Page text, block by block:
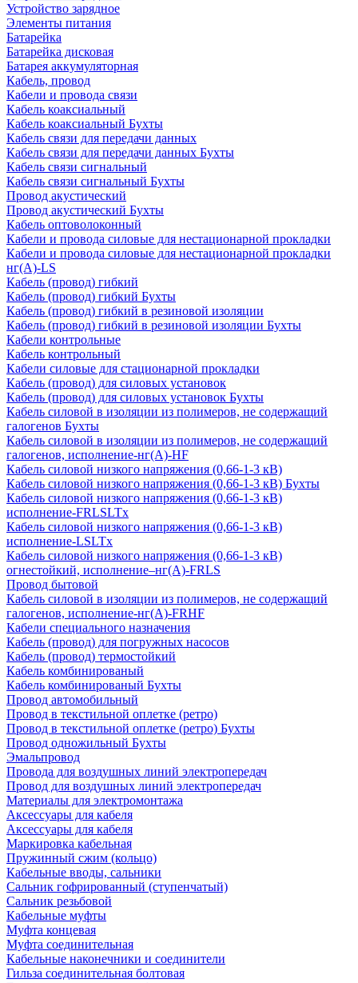
Устройство зарядное
Элементы питания
Батарейка
Батарейка дисковая
Батарея аккумуляторная
Кабель, провод
Кабели и провода связи
Кабель коаксиальный
Кабель коаксиальный Бухты
Кабель связи для передачи данных
Кабель связи для передачи данных Бухты
Кабель связи сигнальный
Кабель связи сигнальный Бухты
Провод акустический
Провод акустический Бухты
Кабель оптоволоконный
Кабели и провода силовые для нестационарной прокладки
Кабели и провода силовые для нестационарной прокладки
нг(А)-LS
Кабель (провод) гибкий
Кабель (провод) гибкий Бухты
Кабель (провод) гибкий в резиновой изоляции
Кабель (провод) гибкий в резиновой изоляции Бухты
Кабели контрольные
Кабель контрольный
Кабели силовые для стационарной прокладки
Кабель (провод) для силовых установок
Кабель (провод) для силовых установок Бухты
Кабель силовой в изоляции из полимеров, не содержащий
галогенов Бухты
Кабель силовой в изоляции из полимеров, не содержащий
галогенов, исполнение-нг(А)-HF
Кабель силовой низкого напряжения (0,66-1-3 кВ)
Кабель силовой низкого напряжения (0,66-1-3 кВ) Бухты
Кабель силовой низкого напряжения (0,66-1-3 кВ)
исполнение-FRLSLTx
Кабель силовой низкого напряжения (0,66-1-3 кВ)
исполнение-LSLTx
Кабель силовой низкого напряжения (0,66-1-3 кВ)
огнестойкий, исполнение–нг(А)-FRLS
Провод бытовой
Кабель силовой в изоляции из полимеров, не содержащий
галогенов, исполнение-нг(А)-FRHF
Кабели специального назначения
Кабель (провод) для погружных насосов
Кабель (провод) термостойкий
Кабель комбинированый
Кабель комбинированый Бухты
Провод автомобильный
Провод в текстильной оплетке (ретро)
Провод в текстильной оплетке (ретро) Бухты
Провод одножильный Бухты
Эмальпровод
Провода для воздушных линий электропередач
Провод для воздушных линий электропередач
Материалы для электромонтажа
Аксессуары для кабеля
Аксессуары для кабеля
Маркировка кабельная
Пружинный сжим (кольцо)
Кабельные вводы, сальники
Сальник гофрированный (ступенчатый)
Сальник резьбовой
Кабельные муфты
Муфта концевая
Муфта соединительная
Кабельные наконечники и соединители
Гильза соединительная болтовая